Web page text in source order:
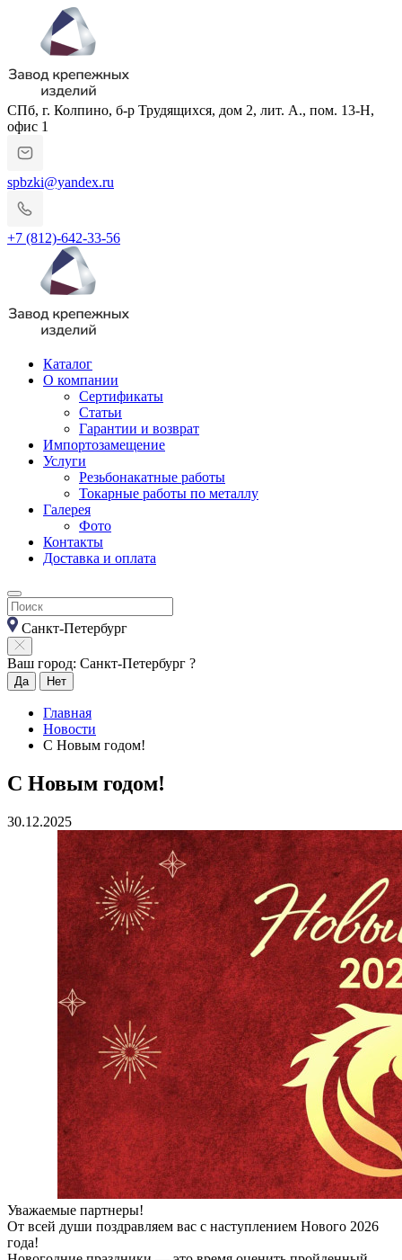
СПб, г. Колпино, б-р Трудящихся, дом 2, лит. А., пом. 13-Н,
офис 1
spbzki@yandex.ru
+7 (812)-642-33-56
Каталог
О компании
Сертификаты
Статьи
Гарантии и возврат
Импортозамещение
Услуги
Резьбонакатные работы
Токарные работы по металлу
Галерея
Фото
Контакты
Доставка и оплата
Санкт-Петербург
Ваш город: Санкт-Петербург ?
Да Нет
Главная
Новости
С Новым годом!
С Новым годом!
30.12.2025
Уважаемые партнеры!
От всей души поздравляем вас с наступлением Нового 2026
года!